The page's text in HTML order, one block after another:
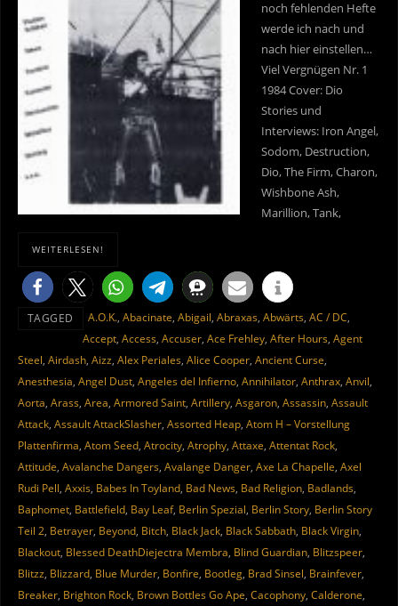
noch fehlenden Hefte
werde ich nach und
nach hier einstellen…
Viel Vergnügen Nr. 1
1984 Cover: Dio
Stories und
Interviews: Iron Angel,
Sodom, Destruction,
Dio, The Firm, Charon,
Wishbone Ash,
Marillion, Tank,
WEITERLESEN!
TAGGED A.O.K., Abacinate, Abigail, Abraxas, Abwärts, AC / DC,
Accept, Access, Accuser, Ace Frehley, After Hours, Agent
Steel, Airdash, Aizz, Alex Periales, Alice Cooper, Ancient Curse,
Anesthesia, Angel Dust, Angeles del Infierno, Annihilator, Anthrax, Anvil,
Aorta, Arass, Area, Armored Saint, Artillery, Asgaron, Assassin, Assault
Attack, Assault AttackSlasher, Assorted Heap, Atom H – Vorstellung
Plattenfirma, Atom Seed, Atrocity, Atrophy, Attaxe, Attentat Rock,
Attitude, Avalanche Dangers, Avalange Danger, Axe La Chapelle, Axel
Rudi Pell, Axxis, Babes In Toyland, Bad News, Bad Religion, Badlands,
Baphomet, Battlefield, Bay Leaf, Berlin Spezial, Berlin Story, Berlin Story
Teil 2, Betrayer, Beyond, Bitch, Black Jack, Black Sabbath, Black Virgin,
Blackout, Blessed DeathDiejectra Membra, Blind Guardian, Blitzspeer,
Blitzz, Blizzard, Blue Murder, Bonfire, Bootleg, Brad Sinsel, Brainfever,
Breaker, Brighton Rock, Brown Bottles Go Ape, Cacophony, Calderone,